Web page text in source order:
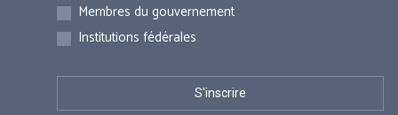
Membres du gouvernement
Institutions fédérales